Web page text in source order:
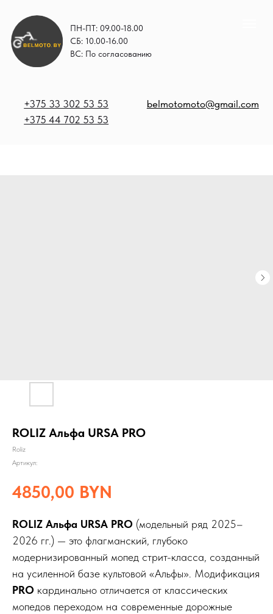
ПН-ПТ: 09.00-18.00
СБ: 10.00-16.00
ВС: По согласованию
ROLIZ Альфа URSA PRO
Roliz
Артикул:
4850,00 BYN
ROLIZ Альфа URSA PRO (модельный ряд 2025–
2026 гг.) — это флагманский, глубоко
модернизированный мопед стрит-класса, созданный
на усиленной базе культовой «Альфы». Модификация
PRO кардинально отличается от классических
мопедов переходом на современные дорожные